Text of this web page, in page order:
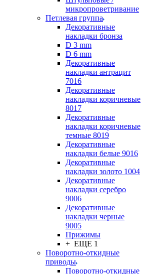
микропроветривание
Петлевая группа
Декоративные
накладки бронза
D 3 mm
D 6 mm
Декоративные
накладки антрацит
7016
Декоративные
накладки коричневые
8017
Декоративные
накладки коричневые
темные 8019
Декоративные
накладки белые 9016
Декоративные
накладки золото 1004
Декоративные
накладки серебро
9006
Декоративные
накладки черные
9005
Прижимы
+ ЕЩЕ 1
Поворотно-откидные
приводы
Поворотно-откидные